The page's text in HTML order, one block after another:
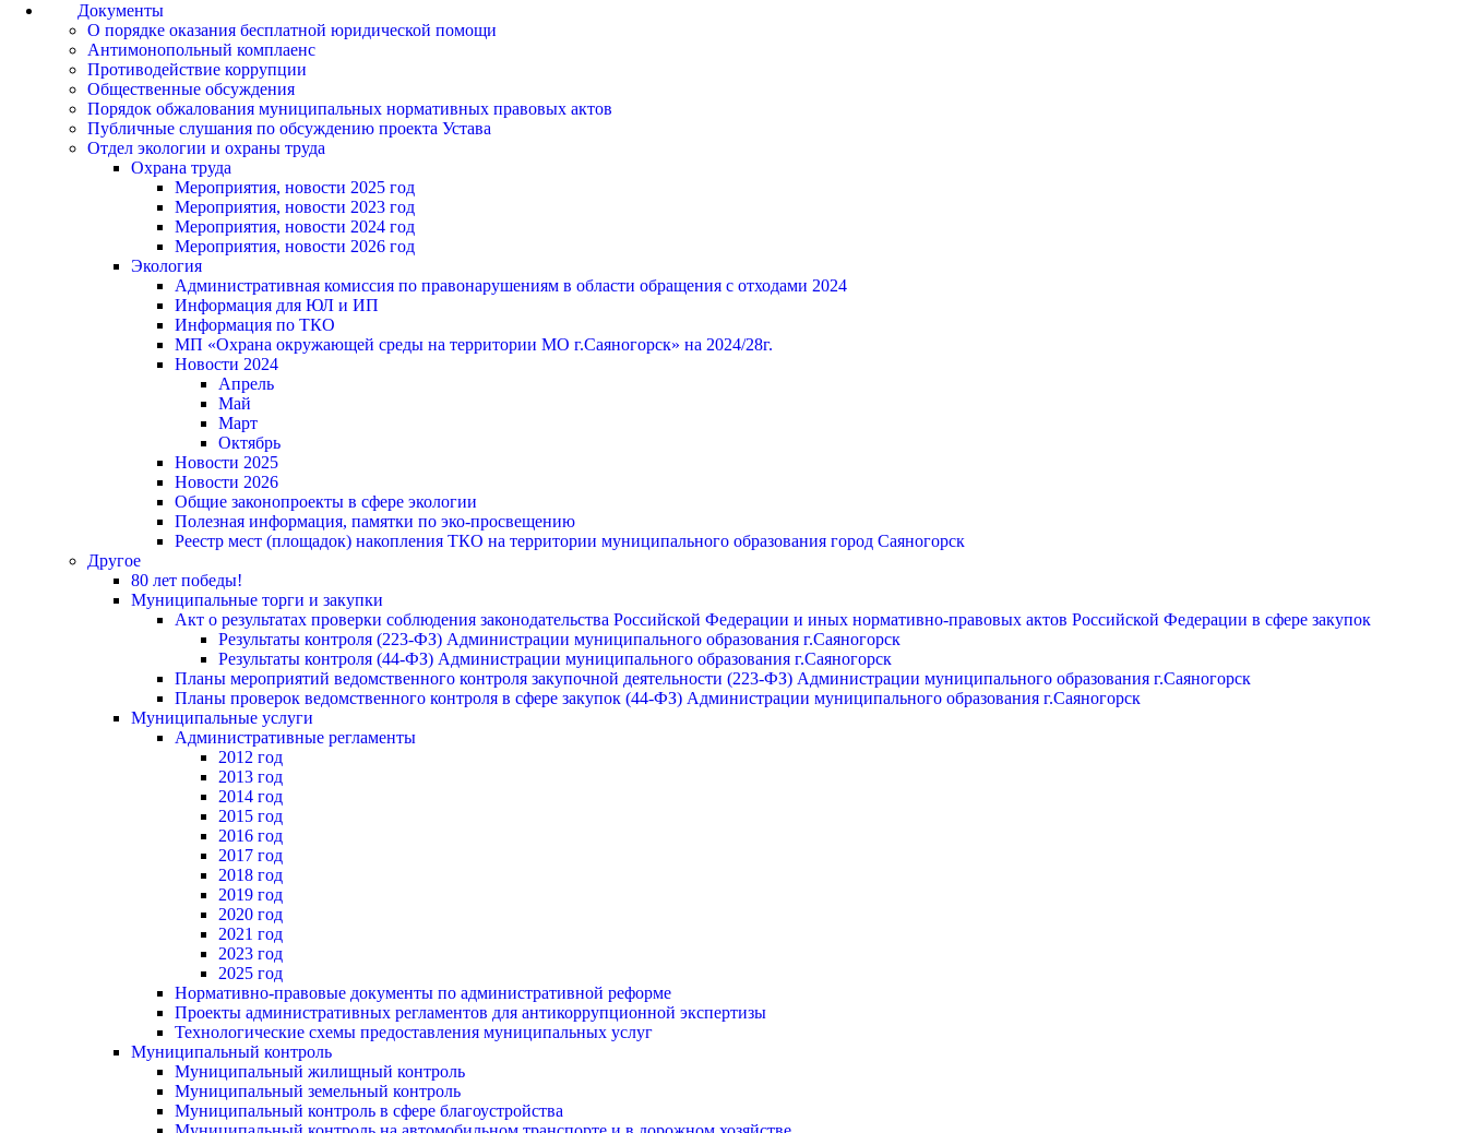
Документы
О порядке оказания бесплатной юридической помощи
Антимонопольный комплаенс
Противодействие коррупции
Общественные обсуждения
Порядок обжалования муниципальных нормативных правовых актов
Публичные слушания по обсуждению проекта Устава
Отдел экологии и охраны труда
Охрана труда
Мероприятия, новости 2025 год
Мероприятия, новости 2023 год
Мероприятия, новости 2024 год
Мероприятия, новости 2026 год
Экология
Административная комиссия по правонарушениям в области обращения с отходами 2024
Информация для ЮЛ и ИП
Информация по ТКО
МП «Охрана окружающей среды на территории МО г.Саяногорск» на 2024/28г.
Новости 2024
Апрель
Май
Март
Октябрь
Новости 2025
Новости 2026
Общие законопроекты в сфере экологии
Полезная информация, памятки по эко-просвещению
Реестр мест (площадок) накопления ТКО на территории муниципального образования город Саяногорск
Другое
80 лет победы!
Муниципальные торги и закупки
Акт о результатах проверки соблюдения законодательства Российской Федерации и иных нормативно-правовых актов Российской Федерации в сфере закупок
Результаты контроля (223-ФЗ) Администрации муниципального образования г.Саяногорск
Результаты контроля (44-ФЗ) Администрации муниципального образования г.Саяногорск
Планы мероприятий ведомственного контроля закупочной деятельности (223-ФЗ) Администрации муниципального образования г.Саяногорск
Планы проверок ведомственного контроля в сфере закупок (44-ФЗ) Администрации муниципального образования г.Саяногорск
Муниципальные услуги
Административные регламенты
2012 год
2013 год
2014 год
2015 год
2016 год
2017 год
2018 год
2019 год
2020 год
2021 год
2023 год
2025 год
Нормативно-правовые документы по административной реформе
Проекты административных регламентов для антикоррупционной экспертизы
Технологические схемы предоставления муниципальных услуг
Муниципальный контроль
Муниципальный жилищный контроль
Муниципальный земельный контроль
Муниципальный контроль в сфере благоустройства